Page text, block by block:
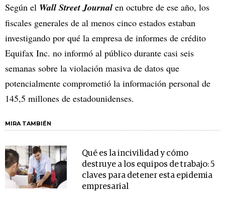
Según el Wall Street Journal en octubre de ese año, los
fiscales generales de al menos cinco estados estaban
investigando por qué la empresa de informes de crédito
Equifax Inc. no informó al público durante casi seis
semanas sobre la violación masiva de datos que
potencialmente comprometió la información personal de
145,5 millones de estadounidenses.
MIRA TAMBIÉN
Qué es la incivilidad y cómo
destruye a los equipos de trabajo: 5
claves para detener esta epidemia
empresarial